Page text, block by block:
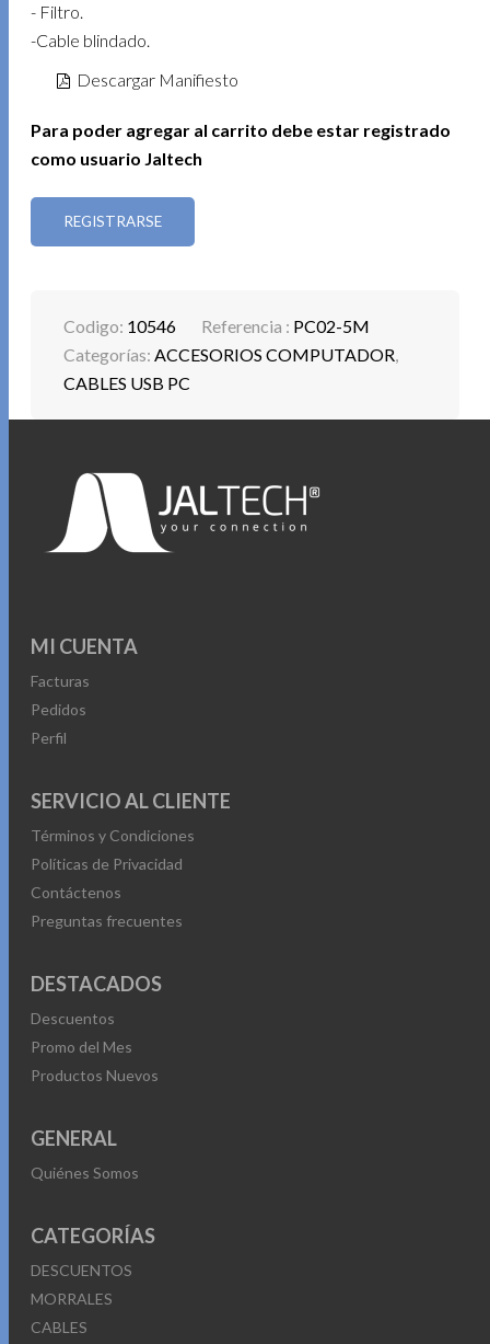
- Filtro.
-Cable blindado.
Descargar Manifiesto
Para poder agregar al carrito debe estar registrado
como usuario Jaltech
REGISTRARSE
Codigo: 10546 Referencia : PC02-5M
Categorías:ACCESORIOS COMPUTADOR,
CABLES USB PC
MI CUENTA
Facturas
Pedidos
Perfil
SERVICIO AL CLIENTE
Términos y Condiciones
Políticas de Privacidad
Contáctenos
Preguntas frecuentes
DESTACADOS
Descuentos
Promo del Mes
Productos Nuevos
GENERAL
Quiénes Somos
CATEGORÍAS
DESCUENTOS
MORRALES
CABLES